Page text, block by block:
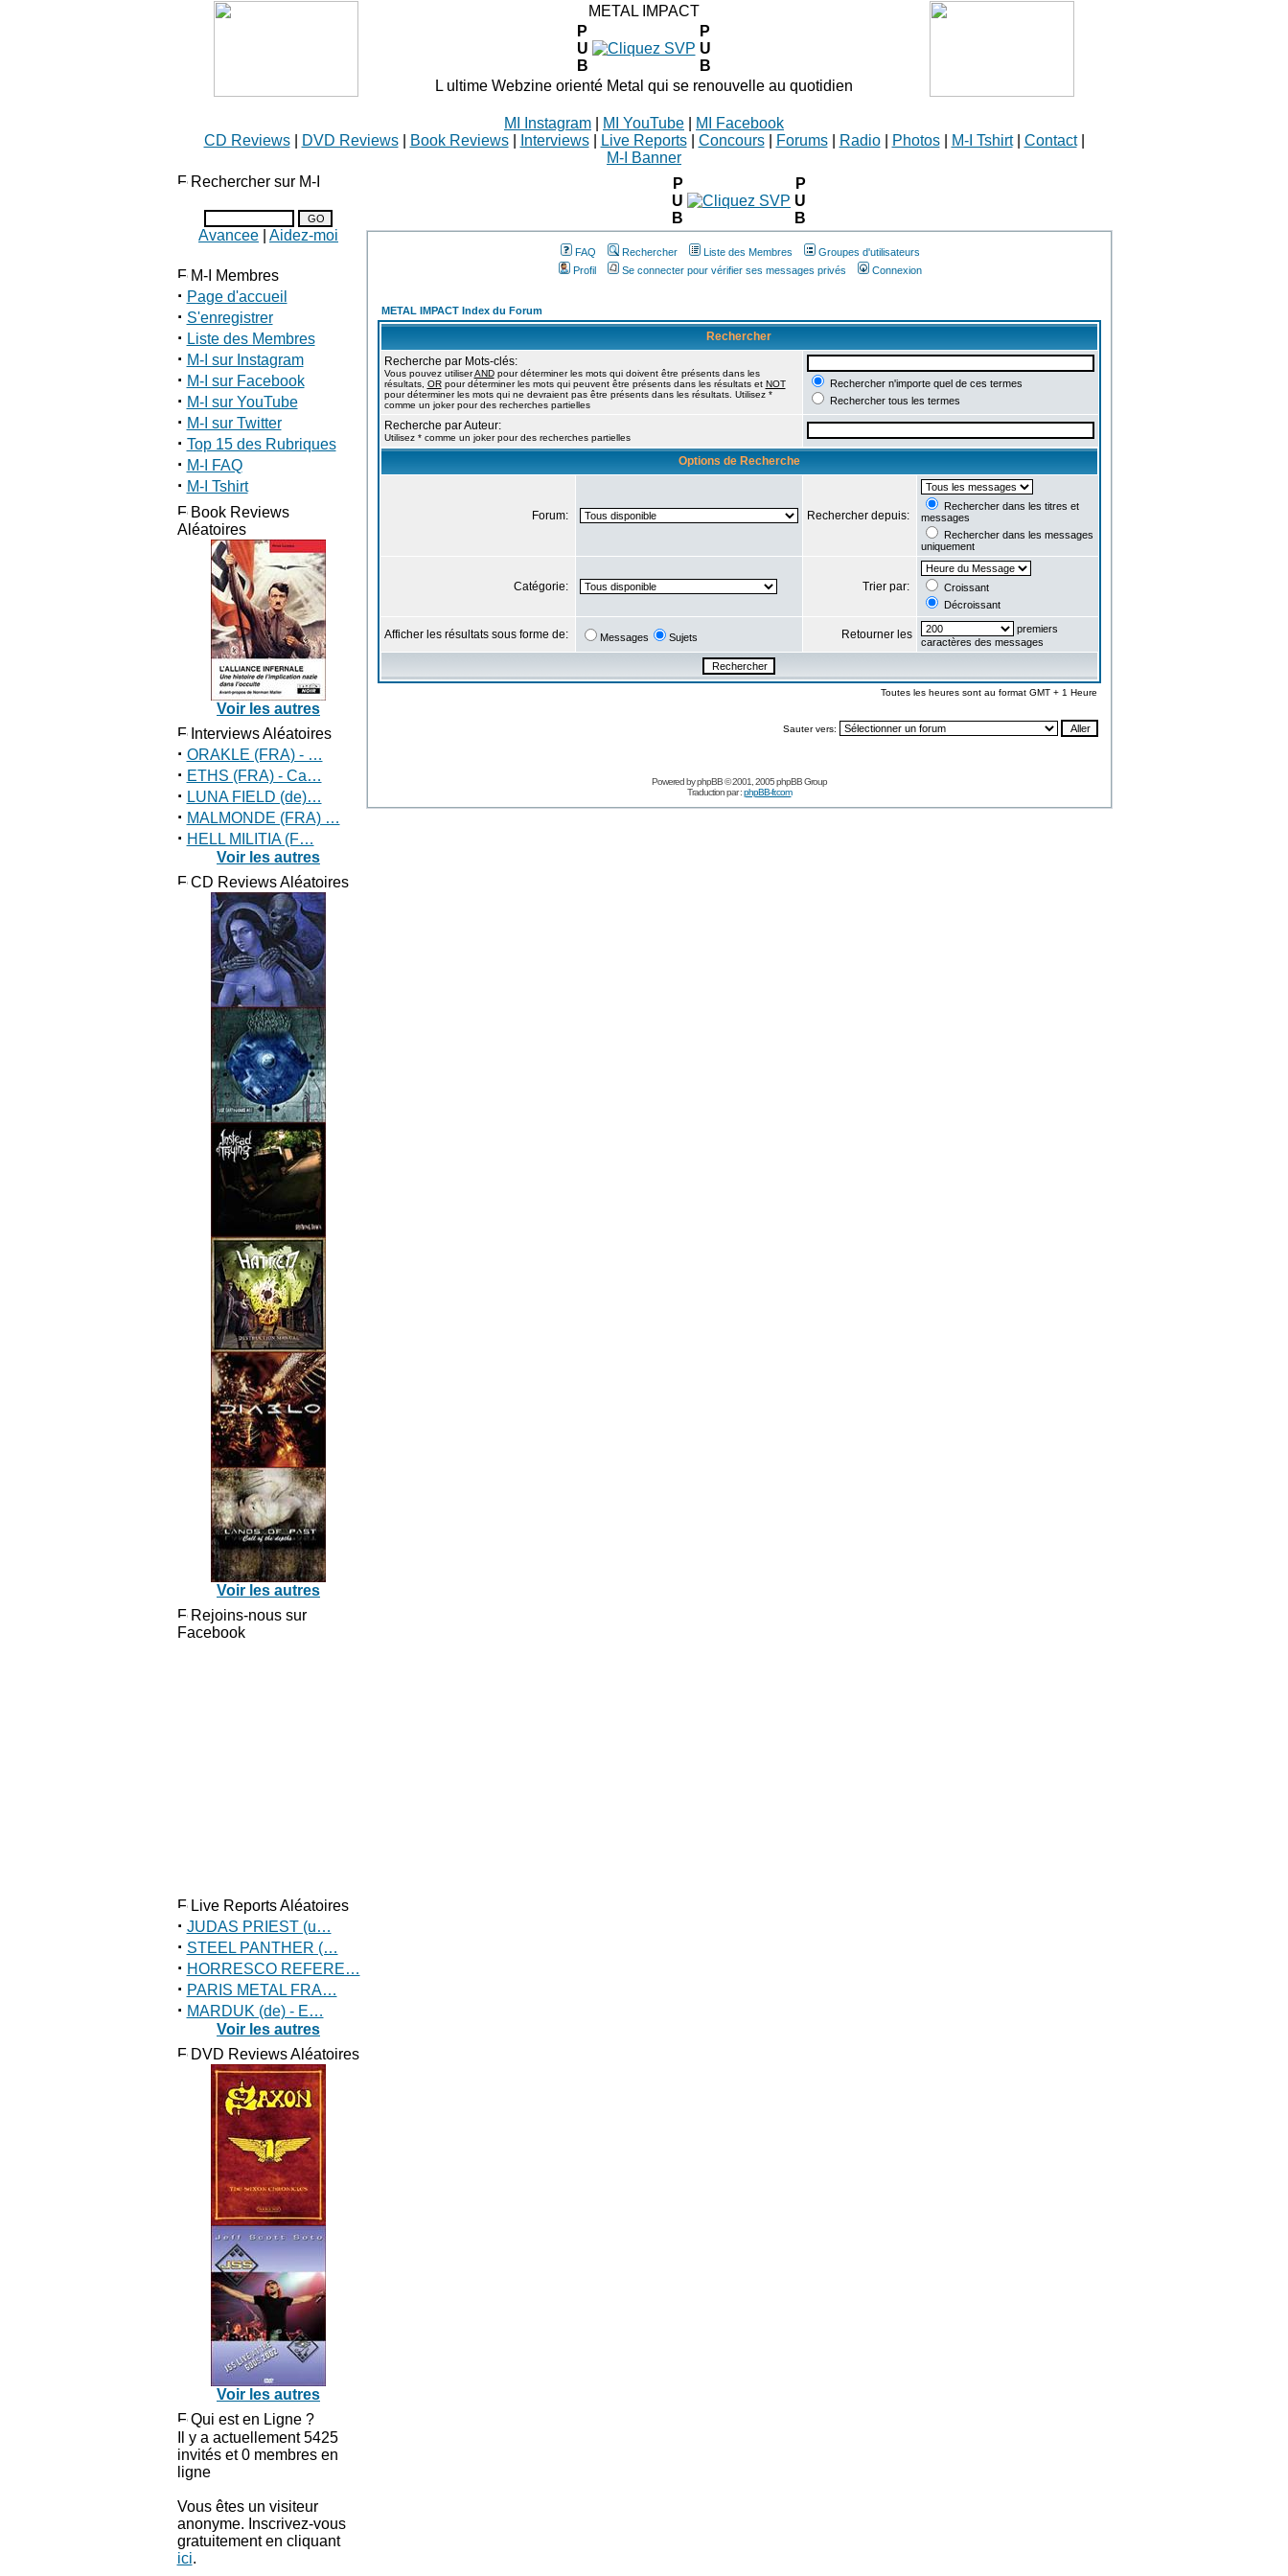
METAL IMPACT
P
U
B
P
U
B
L ultime Webzine orienté Metal qui se renouvelle au quotidien
MI Instagram MI YouTube
MI Facebook
CD Reviews| DVD Reviews| Book Reviews| Interviews| Live Reports| Concours| Forums| Radio| Photos| M-I Tshirt| Contact|
M-I Banner
Rechercher sur M-I
Avancee Aidez-moi
M-I Membres
· Page d'accueil
· S'enregistrer
· Liste des Membres
· M-I sur Instagram
· M-I sur Facebook
· M-I sur YouTube
· M-I sur Twitter
· Top 15 des Rubriques
· M-I FAQ
· M-I Tshirt
Book Reviews
Aléatoires
Voir les autres
Interviews Aléatoires
· ORAKLE (FRA) - …
· ETHS (FRA) - Ca…
· LUNA FIELD (de)…
· MALMONDE (FRA) …
· HELL MILITIA (F…
Voir les autres
CD Reviews Aléatoires
Voir les autres
Rejoins-nous sur
Facebook
Live Reports Aléatoires
· JUDAS PRIEST (u…
· STEEL PANTHER (…
· HORRESCO REFERE…
· PARIS METAL FRA…
· MARDUK (de) - E…
Voir les autres
DVD Reviews Aléatoires
Voir les autres
Qui est en Ligne ?
Il y a actuellement 5425
invités et 0 membres en
ligne
Vous êtes un visiteur
anonyme. Inscrivez-vous
gratuitement en cliquant
ici.
P
U
B
P
U
B
FAQ Rechercher Liste des Membres
Groupes d'utilisateurs
Profil
Se connecter pour vérifier ses messages privés Connexion
METAL IMPACT Index du Forum
Rechercher
Recherche par Mots-clés:
Vous pouvez utiliserANDpour déterminer les mots qui doivent être présents dans les
résultats, ORpour déterminer les mots qui peuvent être présents dans les résultats et NOT
pour déterminer les mots qui ne devraient pas être présents dans les résultats. Utilisez *
comme un joker pour des recherches partielles
Rechercher n'importe quel de ces termes
Rechercher tous les termes
Recherche par Auteur:
Utilisez * comme un joker pour des recherches partielles
Options de Recherche
Forum: Rechercher depuis:
Rechercher dans les titres et
messages
Rechercher dans les messages
uniquement
Catégorie: Trier par:
Croissant
Décroissant
Afficher les résultats sous forme de: Messages Sujets Retourner les
premiers
caractères des messages
Toutes les heures sont au format GMT + 1 Heure
Sauter vers:
Powered byphpBB© 2001, 2005 phpBB Group
Traduction par :phpBB-fr.com